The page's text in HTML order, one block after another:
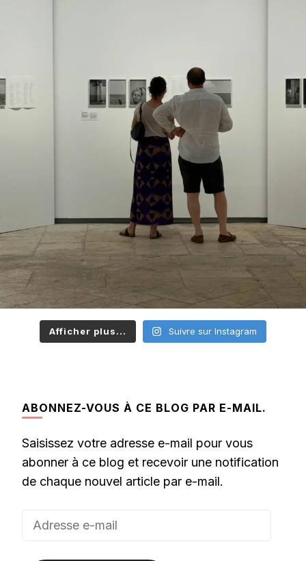
Afficher plus... Suivre sur Instagram
ABONNEZ-VOUS À CE BLOG PAR E-MAIL.
Saisissez votre adresse e-mail pour vous
abonner à ce blog et recevoir une notification
de chaque nouvel article par e-mail.
Adresse
mail